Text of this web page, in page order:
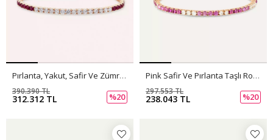
Pırlanta, Yakut, Safir Ve Zümrüt Taşlı Rose Altın Suyolu Bileklik
312.312 TL
390.390 TL
%20
Pink Safir Ve Pırlanta Taşlı Rose Altın Suyolu Bileklik
238.043 TL
297.553 TL
%20